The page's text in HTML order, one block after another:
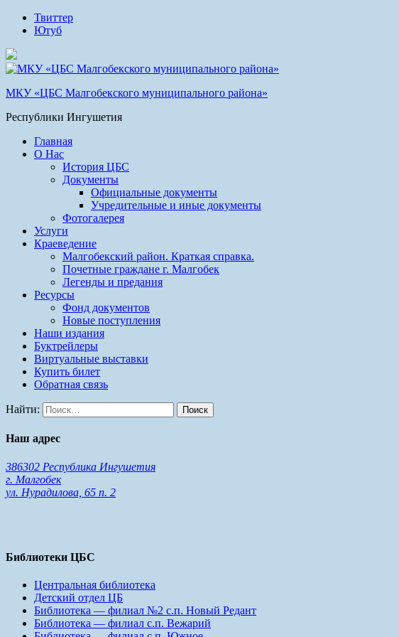
Твиттер
Ютуб
МКУ «ЦБС Малгобекского муниципального района»
Республики Ингушетия
Главная
О Нас
История ЦБС
Документы
Официальные документы
Учредительные и иные документы
Фотогалерея
Услуги
Краеведение
Малгобекский район. Краткая справка.
Почетные граждане г. Малгобек
Легенды и предания
Ресурсы
Фонд документов
Новые поступления
Наши издания
Буктрейлеры
Виртуальные выставки
Купить билет
Обратная связь
Найти:
Наш адрес
386302 Республика Ингушетия
г. Малгобек
ул. Нурадилова, 65 п. 2
Библиотеки ЦБС
Центральная библиотека
Детский отдел ЦБ
Библиотека — филиал №2 с.п. Новый Редант
Библиотека — филиал с.п. Вежарий